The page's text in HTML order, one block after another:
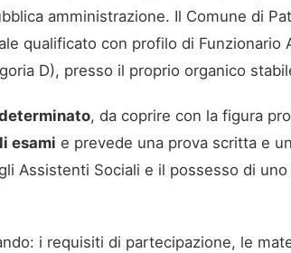
amministrazione. Il Comune di
qualificato con profilo di Funzionario
D), presso il proprio organico
, da coprire con la figura
esami e prevede una prova scritta e
Assistenti Sociali e il possesso di
i requisiti di partecipazione, le